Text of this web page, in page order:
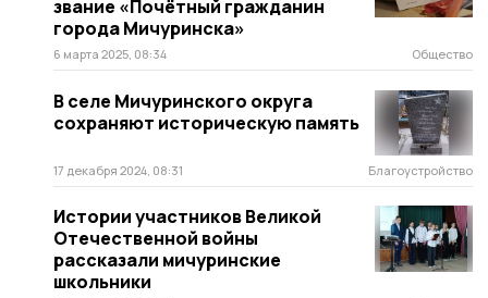
звание «Почётный гражданин
города Мичуринска»
6 марта 2025, 08:34 Общество
В селе Мичуринского округа
сохраняют историческую память
17 декабря 2024, 08:31 Благоустройство
Истории участников Великой
Отечественной войны
рассказали мичуринские
школьники